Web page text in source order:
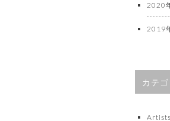
2020
2019
カテ
Artists